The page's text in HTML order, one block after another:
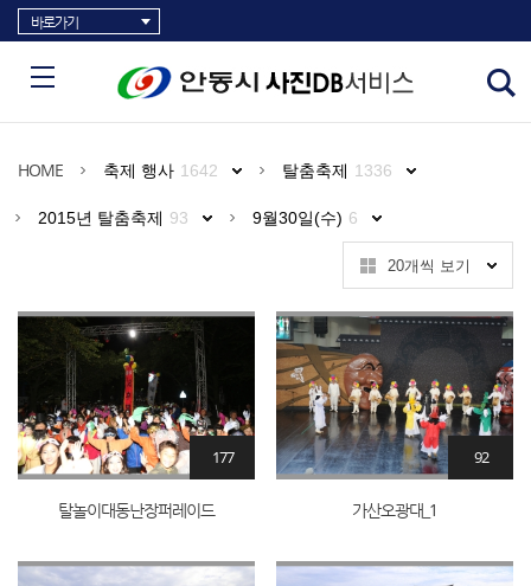
바로가기
HOME 축제 행사 1642 탈춤축제 1336
2015년 탈춤축제 93 9월30일(수) 6
20개씩 보기
탈놀이대동난장퍼레이드
177
가산오광대_1
92